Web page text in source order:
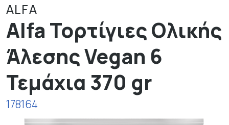
ALFA
Alfa Τορτίγιες Ολικής
Άλεσης Vegan 6
Τεμάχια 370 gr
178164